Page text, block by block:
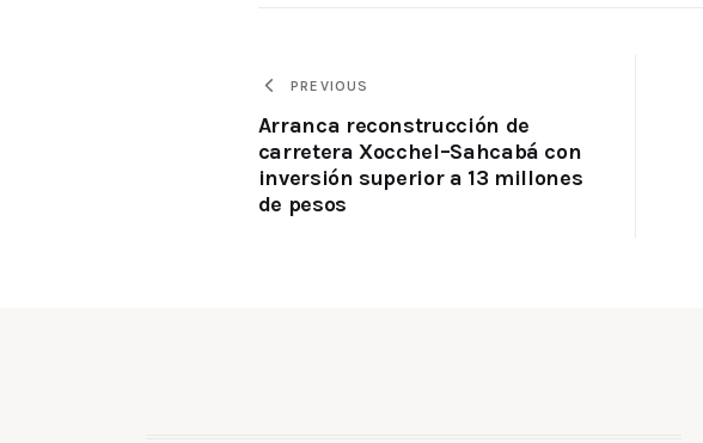
PREVIOUS
Arranca reconstrucción de
carretera Xocchel–Sahcabá con
inversión superior a 13 millones
de pesos